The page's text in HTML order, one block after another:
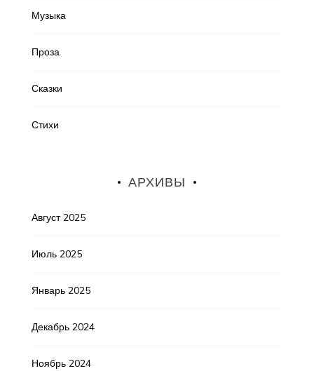
Музыка
Проза
Сказки
Стихи
АРХИВЫ
Август 2025
Июль 2025
Январь 2025
Декабрь 2024
Ноябрь 2024